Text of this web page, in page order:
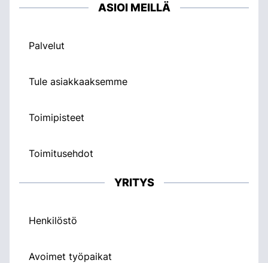
ASIOI MEILLÄ
Palvelut
Tule asiakkaaksemme
Toimipisteet
Toimitusehdot
YRITYS
Henkilöstö
Avoimet työpaikat